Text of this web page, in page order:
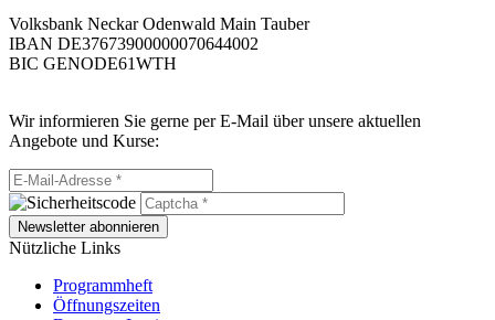
Volksbank Neckar Odenwald Main Tauber
IBAN DE37673900000070644002
BIC GENODE61WTH
Wir informieren Sie gerne per E-Mail über unsere aktuellen
Angebote und Kurse:
Newsletter abonnieren
Nützliche Links
Programmheft
Öffnungszeiten